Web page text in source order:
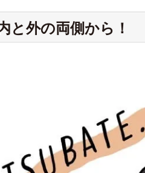
と外の両側から！